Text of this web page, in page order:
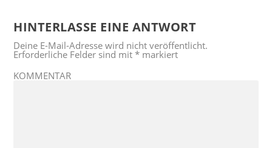
HINTERLASSE EINE ANTWORT
Deine E-Mail-Adresse wird nicht veröffentlicht.
Erforderliche Felder sind mit* markiert
KOMMENTAR